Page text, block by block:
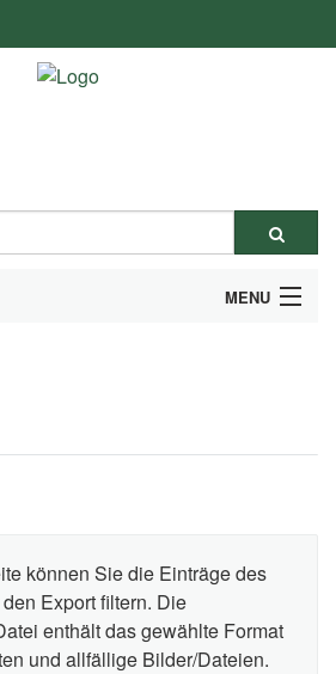
MENU
BENÖTIGT?
können Sie die Einträge des
Export filtern. Die
enthält das gewählte Format
und allfällige Bilder/Dateien.